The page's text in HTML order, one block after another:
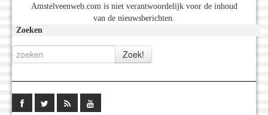
Amstelveenweb.com is niet verantwoordelijk voor de inhoud
van de nieuwsberichten.
Zoeken